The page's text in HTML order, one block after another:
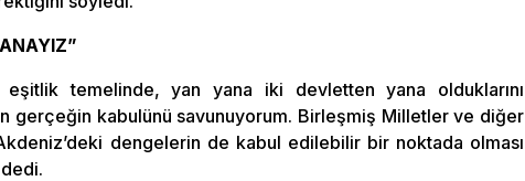
eşitlik temelinde, yan yana iki devletten yana olduklarını
gerçeğin kabulünü savunuyorum. Birleşmiş Milletler ve diğer
dengelerin de kabul edilebilir bir noktada olması